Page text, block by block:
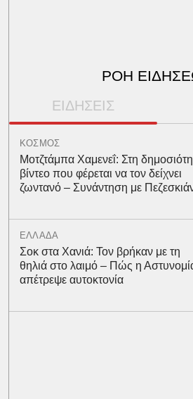
ΡΟΗ
ΕΙΔΗΣΕΙΣ
ΚΟΣΜΟΣ
Μοτζτάμπα Χαμενεΐ: Στη
βίντεο που φέρεται να τον δείχνει
ζωντανό – Συνάντηση με
ΕΛΛΑΔΑ
Σοκ στα Χανιά: Τον βρήκαν με τη
θηλιά στο λαιμό – Πώς η
απέτρεψε αυτοκτονία